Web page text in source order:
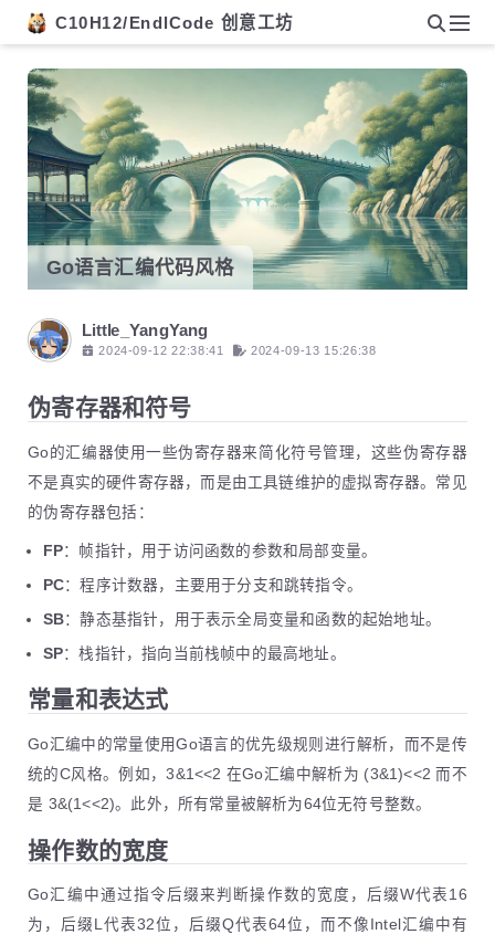
C10H12/EndlCode 创意工坊
Go语言汇编代码风格
Little_YangYang
2024-09-12 22:38:41 2024-09-13 15:26:38
伪寄存器和符号
Go的汇编器使用一些伪寄存器来简化符号管理，这些伪寄存器
不是真实的硬件寄存器，而是由工具链维护的虚拟寄存器。常见
的伪寄存器包括：
FP：帧指针，用于访问函数的参数和局部变量。
PC：程序计数器，主要用于分支和跳转指令。
SB：静态基指针，用于表示全局变量和函数的起始地址。
SP：栈指针，指向当前栈帧中的最高地址。
常量和表达式
Go汇编中的常量使用Go语言的优先级规则进行解析，而不是传
统的C风格。例如，3&1<<2 在Go汇编中解析为 (3&1)<<2 而不
是 3&(1<<2)。此外，所有常量被解析为64位无符号整数。
操作数的宽度
Go汇编中通过指令后缀来判断操作数的宽度，后缀W代表16
为，后缀L代表32位，后缀Q代表64位，而不像Intel汇编中有